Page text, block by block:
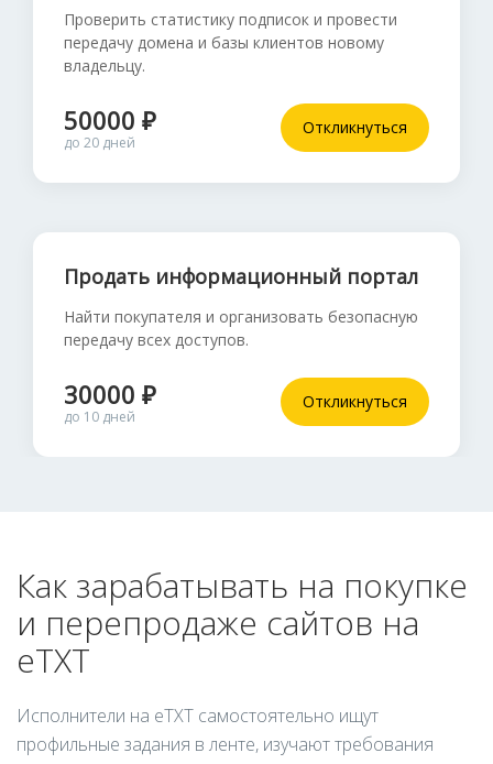
Проверить статистику подписок и провести
передачу домена и базы клиентов новому
владельцу.
50000 ₽
до 20 дней
Откликнуться
Продать информационный портал
Найти покупателя и организовать безопасную
передачу всех доступов.
30000 ₽
до 10 дней
Откликнуться
Как зарабатывать на покупке
и перепродаже сайтов на
eTXT
Исполнители на eTXT самостоятельно ищут
профильные задания в ленте, изучают требования